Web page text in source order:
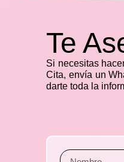
Te
Si necesitas
Cita, envía un
darte toda la